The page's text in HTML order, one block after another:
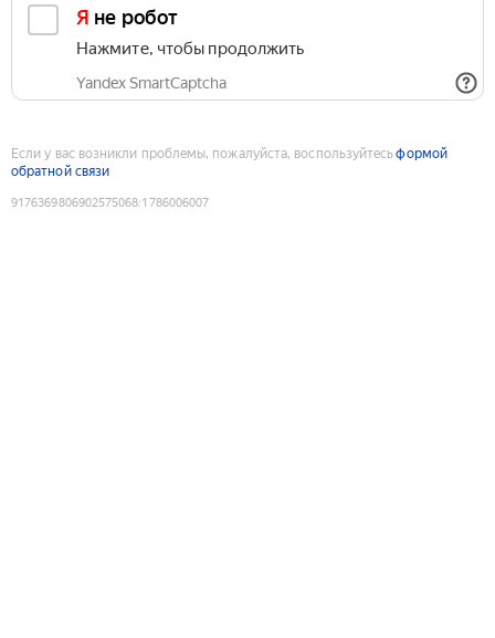
Я не робот
Нажмите, чтобы продолжить
Yandex SmartCaptcha
Если у вас возникли проблемы, пожалуйста, воспользуйтесьформой
обратной связи
9176369806902575068:1786006007